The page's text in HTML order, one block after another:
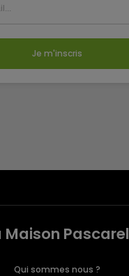
Je m'inscris
Maison Pascarel
Qui sommes nous ?